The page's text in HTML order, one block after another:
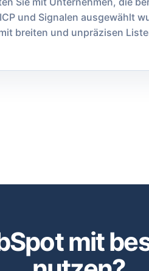
und Signalen ausgewählt
breiten und unpräzisen
mit